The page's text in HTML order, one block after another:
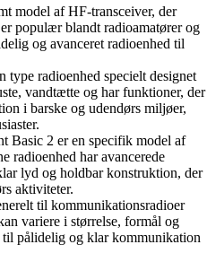
model af HF-transceiver, der
populær blandt radioamatører og
og avanceret radioenhed til
type radioenhed specielt designet
vandtætte og har funktioner, der
i barske og udendørs miljøer,
Basic 2 er en specifik model af
radioenhed har avancerede
lyd og holdbar konstruktion, der
aktiviteter.
til kommunikationsradioer
variere i størrelse, formål og
til pålidelig og klar kommunikation